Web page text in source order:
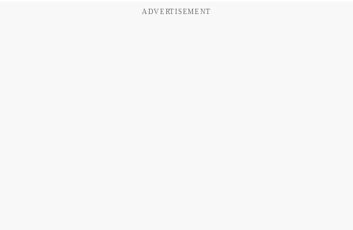
ADVERTISEMENT